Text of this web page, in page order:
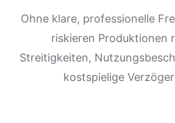
Ohne klare, professionelle
riskieren Produktionen
Streitigkeiten,
kostspielige